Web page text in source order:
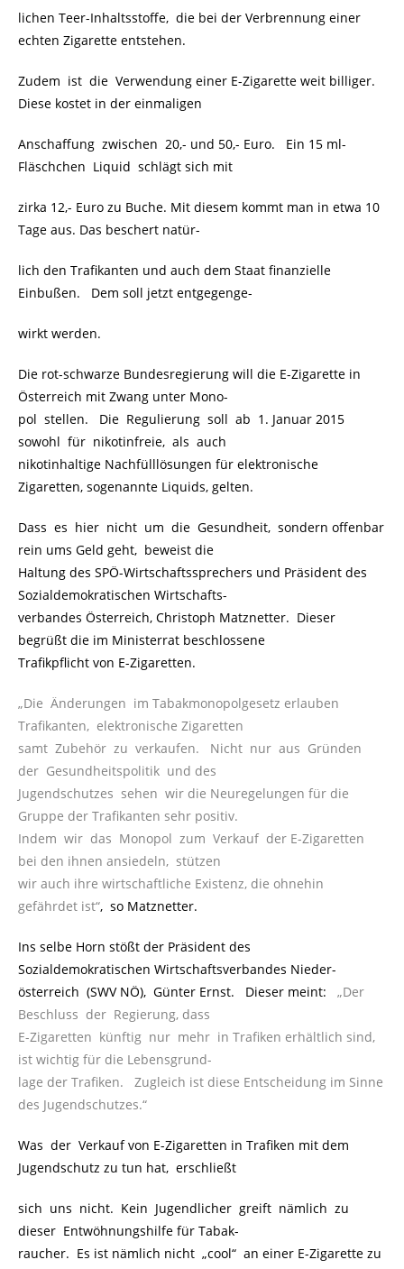
lichen Teer-Inhaltsstoffe, die bei der Verbrennung einer
echten Zigarette entstehen.
Zudem ist die Verwendung einer E-Zigarette weit billiger.
Diese kostet in der einmaligen
Anschaffung zwischen 20,- und 50,- Euro. Ein 15 ml-
Fläschchen Liquid schlägt sich mit
zirka 12,- Euro zu Buche. Mit diesem kommt man in etwa 10
Tage aus. Das beschert natür-
lich den Trafikanten und auch dem Staat finanzielle
Einbußen. Dem soll jetzt entgegenge-
wirkt werden.
Die rot-schwarze Bundesregierung will die E-Zigarette in
Österreich mit Zwang unter Mono-
pol stellen. Die Regulierung soll ab 1. Januar 2015
sowohl für nikotinfreie, als auch
nikotinhaltige Nachfülllösungen für elektronische
Zigaretten, sogenannte Liquids, gelten.
Dass es hier nicht um die Gesundheit, sondern offenbar
rein ums Geld geht, beweist die
Haltung des SPÖ-Wirtschaftssprechers und Präsident des
Sozialdemokratischen Wirtschafts-
verbandes Österreich, Christoph Matznetter. Dieser
begrüßt die im Ministerrat beschlossene
Trafikpflicht von E-Zigaretten.
„Die Änderungen im Tabakmonopolgesetz erlauben
Trafikanten, elektronische Zigaretten
samt Zubehör zu verkaufen. Nicht nur aus Gründen
der Gesundheitspolitik und des
Jugendschutzes sehen wir die Neuregelungen für die
Gruppe der Trafikanten sehr positiv.
Indem wir das Monopol zum Verkauf der E-Zigaretten
bei den ihnen ansiedeln, stützen
wir auch ihre wirtschaftliche Existenz, die ohnehin
gefährdet ist“, so Matznetter.
Ins selbe Horn stößt der Präsident des
Sozialdemokratischen Wirtschaftsverbandes Nieder-
österreich (SWV NÖ), Günter Ernst. Dieser meint:
„Der
Beschluss der Regierung, dass
E-Zigaretten künftig nur mehr in Trafiken erhältlich sind,
ist wichtig für die Lebensgrund-
lage der Trafiken. Zugleich ist diese Entscheidung im Sinne
des Jugendschutzes.“
Was der Verkauf von E-Zigaretten in Trafiken mit dem
Jugendschutz zu tun hat, erschließt
sich uns nicht. Kein Jugendlicher greift nämlich zu
dieser Entwöhnungshilfe für Tabak-
raucher. Es ist nämlich nicht „cool“ an einer E-Zigarette zu